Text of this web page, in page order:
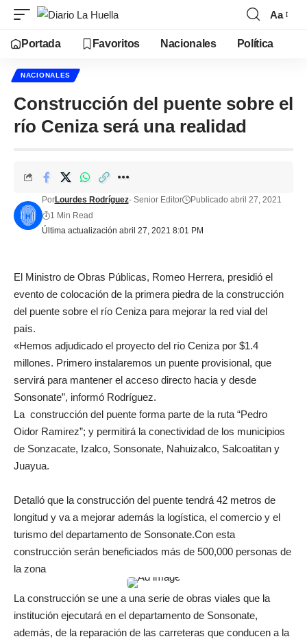
Aa
Portada Favoritos Nacionales Política
NACIONALES
Construcción del puente sobre el
río Ceniza será una realidad
Última actualización abril 27, 2021 8:01 PM
PorLourdes Rodríguez- Senior Editor
Publicado abril 27, 2021
1 Min Read
El Ministro de Obras Públicas, Romeo Herrera, presidió el
evento de colocación de la primera piedra de la construcción
del puente sobre el río Ceniza para mejorar la red vial del
país.
«Hemos adjudicado el proyecto del río Ceniza por $1.4
millones. Primero instalaremos un puente provisional, que
servirá para mantener el acceso directo hacia y desde
Sonsonate”, informó Rodríguez.
La construcción del puente forma parte de la ruta “Pedro
Oidor Ramirez”; y permitirá la conectividad de los municipios
de Sonzacate, Izalco, Sonsonate, Nahuizalco, Salcoatitan y
Juayua.
Detalló que la construcción del puente tendrá 42 metros de
longitud y va a mejorar además la logística, el comercio y el
turismo del departamento de Sonsonate.Con esta
construcción serán beneficiados más de 500,000 personas de
la zona
La construcción se une a una serie de obras viales que la
institución ejecutará en el departamento de Sonsonate,
además, de la reparación de las carreteras que conducen a la